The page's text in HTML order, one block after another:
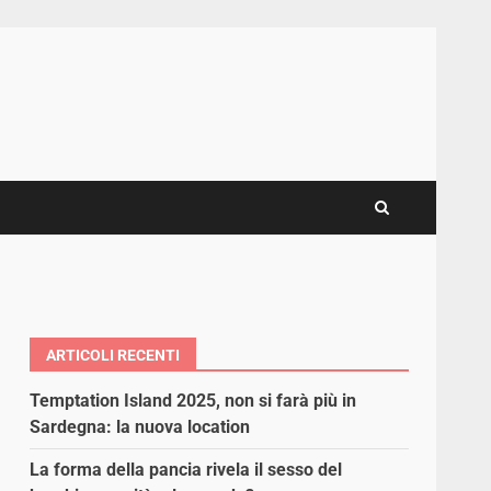
ARTICOLI RECENTI
Temptation Island 2025, non si farà più in
Sardegna: la nuova location
La forma della pancia rivela il sesso del